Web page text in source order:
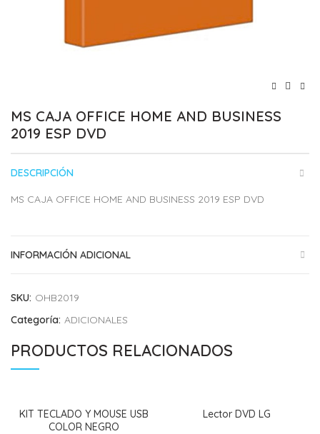
MS CAJA OFFICE HOME AND BUSINESS
2019 ESP DVD
DESCRIPCIÓN
MS CAJA OFFICE HOME AND BUSINESS 2019 ESP DVD
INFORMACIÓN ADICIONAL
SKU: OHB2019
Categoría: ADICIONALES
PRODUCTOS RELACIONADOS
KIT TECLADO Y MOUSE USB
COLOR NEGRO
Lector DVD LG